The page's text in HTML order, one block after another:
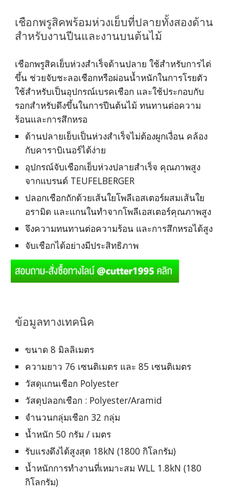
เชือกพรูสิคพร้อมห่วงเย็บที่ปลายทั้งสองด้าน
สำหรับงานปีนและงานบนต้นไม้
เชือกพรูสิคเย็บห่วงสำเร็จด้านปลาย ใช้สำหรับการไต่
ขึ้น ช่วยจับชะลอเชือกหรือผ่อนน้ำหนักในการโรยตัว
ใช้สำหรับเป็นอุปกรณ์เบรคเชือก และใช้ประกอบกับ
รอกสำหรับดึงขึ้นในการปีนต้นไม้ ทนทานต่อความ
ร้อนและการสึกหรอ
ด้านปลายเย็บเป็นห่วงสำเร็จไม่ต้องผูกเงื่อน คล้อง
กับคาราบิเนอร์ได้ง่าย
อุปกรณ์จับเชือกเย็บห่วงปลายสำเร็จ คุณภาพสูง
จากแบรนด์ TEUFELBERGER
ปลอกเชือกถักด้วยเส้นใยโพลีเอสเตอร์ผสมเส้นใย
อรามิด และแกนในทำจากโพลีเอสเตอร์คุณภาพสูง
จึงความทนทานต่อความร้อน และการสึกหรอได้สูง
จับเชือกได้อย่างมีประสิทธิภาพ
ข้อมูลทางเทคนิค
ขนาด 8 มิลลิเมตร
ความยาว 76 เซนติเมตร และ 85 เซนติเมตร
วัสดุแกนเชือก Polyester
วัสดุปลอกเชือก : Polyester/Aramid
จำนวนกลุ่มเชือก 32 กลุ่ม
น้ำหนัก 50 กรัม / เมตร
รับแรงดึงได้สูงสุด 18kN (1800 กิโลกรัม)
น้ำหนักการทำงานที่เหมาะสม WLL 1.8kN (180
กิโลกรัม)